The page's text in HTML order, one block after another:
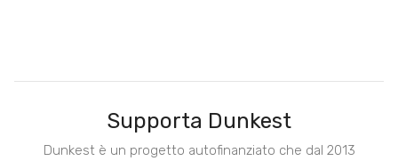
Supporta Dunkest
Dunkest è un progetto autofinanziato che dal 2013